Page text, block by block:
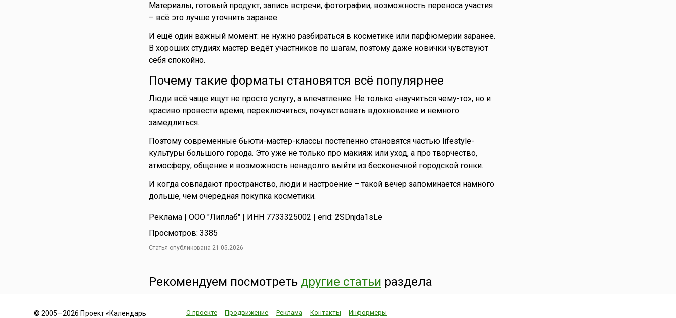
Материалы, готовый продукт, запись встречи, фотографии, возможность переноса участия
– всё это лучше уточнить заранее.
И ещё один важный момент: не нужно разбираться в косметике или парфюмерии заранее.
В хороших студиях мастер ведёт участников по шагам, поэтому даже новички чувствуют
себя спокойно.
Почему такие форматы становятся всё популярнее
Люди всё чаще ищут не просто услугу, а впечатление. Не только «научиться чему-то», но и
красиво провести время, переключиться, почувствовать вдохновение и немного
замедлиться.
Поэтому современные бьюти-мастер-классы постепенно становятся частью lifestyle-
культуры большого города. Это уже не только про макияж или уход, а про творчество,
атмосферу, общение и возможность ненадолго выйти из бесконечной городской гонки.
И когда совпадают пространство, люди и настроение – такой вечер запоминается намного
дольше, чем очередная покупка косметики.
Реклама | ООО "Липлаб" | ИНН 7733325002 | erid: 2SDnjda1sLe
Просмотров: 3385
Статья опубликована 21.05.2026
Рекомендуем посмотреть другие статьи раздела
© 2005—2026 Проект «Календарь О проекте Продвижение Реклама Контакты Информеры